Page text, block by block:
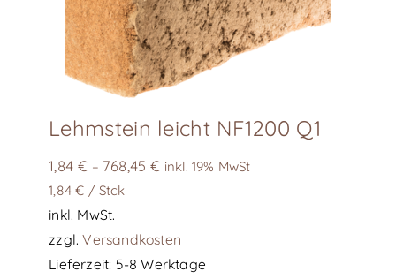
Lehmstein leicht NF1200 Q1
1,84€ – 768,45€ inkl. 19% MwSt
1,84€ / Stck
inkl. MwSt.
zzgl.Versandkosten
Lieferzeit: 5-8 Werktage